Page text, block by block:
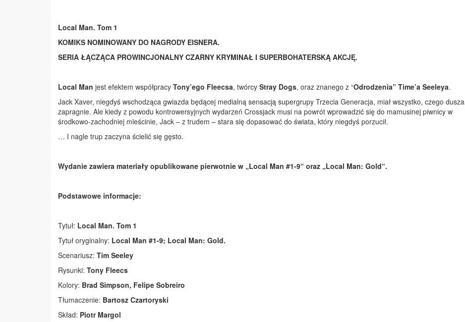
Local Man. Tom 1
KOMIKS NOMINOWANY DO NAGRODY EISNERA.
SERIA ŁĄCZĄCA PROWINCJONALNY CZARNY KRYMINAŁ I SUPERBOHATERSKĄ AKCJĘ.
Local Man jest efektem współpracy Tony’ego Fleecsa, twórcy Stray Dogs, oraz znanego z “Odrodzenia” Time’a Seeleya.
Jack Xaver, niegdyś wschodząca gwiazda będącej medialną sensacją supergrupy Trzecia Generacja, miał wszystko, czego dusza
zapragnie. Ale kiedy z powodu kontrowersyjnych wydarzeń Crossjack musi na powrót wprowadzić się do mamusinej piwnicy w
środkowo-zachodniej mieścinie, Jack – z trudem – stara się dopasować do świata, który niegdyś porzucił.
… I nagle trup zaczyna ścielić się gęsto.
Wydanie zawiera materiały opublikowane pierwotnie w „Local Man #1-9“ oraz „Local Man: Gold“.
Podstawowe informacje:
Tytuł: Local Man. Tom 1
Tytuł oryginalny: Local Man #1-9; Local Man: Gold.
Scenariusz: Tim Seeley
Rysunki: Tony Fleecs
Kolory: Brad Simpson, Felipe Sobreiro
Tłumaczenie: Bartosz Czartoryski
Skład: Piotr Margol